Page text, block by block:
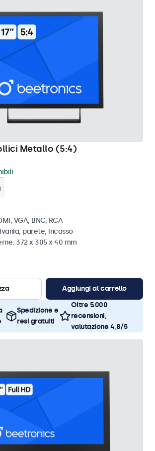
Metallo (5:4)
VGA, BNC, RCA
parete, incasso
372 x 305 x 40 mm
Aggiungi al carrello
Spedizione e
resi gratuiti
Oltre 5.000
recensioni,
valutazione 4,8/5